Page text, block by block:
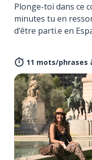
Plonge-toi dans ce
minutes tu en
d’être parti.e en
11 mots/phrases